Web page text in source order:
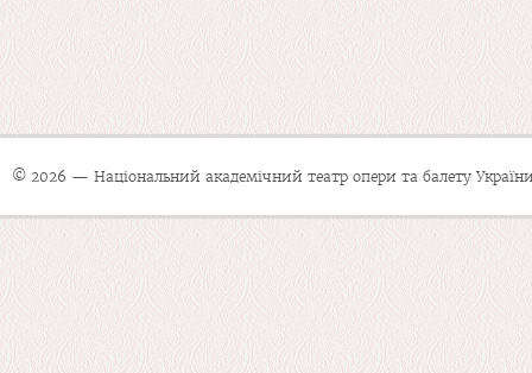
© 2026 — Національний академічний театр опери та балету